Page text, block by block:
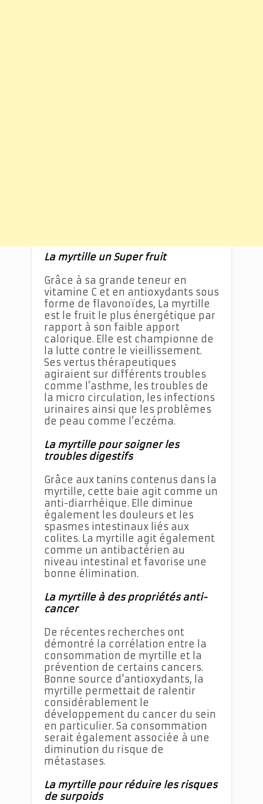
La myrtille un Super fruit
Grâce à sa grande teneur en
vitamine C et en antioxydants sous
forme de flavonoïdes, La myrtille
est le fruit le plus énergétique par
rapport à son faible apport
calorique. Elle est championne de
la lutte contre le vieillissement.
Ses vertus thérapeutiques
agiraient sur différents troubles
comme l’asthme, les troubles de
la micro circulation, les infections
urinaires ainsi que les problèmes
de peau comme l’eczéma.
La myrtille pour soigner les
troubles digestifs
Grâce aux tanins contenus dans la
myrtille, cette baie agit comme un
anti-diarrhéique. Elle diminue
également les douleurs et les
spasmes intestinaux liés aux
colites. La myrtille agit également
comme un antibactérien au
niveau intestinal et favorise une
bonne élimination.
La myrtille à des propriétés anti-
cancer
De récentes recherches ont
démontré la corrélation entre la
consommation de myrtille et la
prévention de certains cancers.
Bonne source d'antioxydants, la
myrtille permettait de ralentir
considérablement le
développement du cancer du sein
en particulier. Sa consommation
serait également associée à une
diminution du risque de
métastases.
La myrtille pour réduire les risques
de surpoids